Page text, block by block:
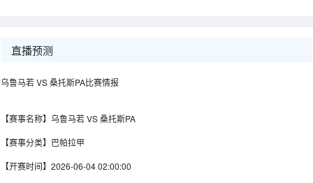
直播预测
乌鲁马若 VS 桑托斯PA比赛情报
【赛事名称】 乌鲁马若 VS 桑托斯PA
【赛事分类】 巴帕拉甲
【开赛时间】 2026-06-04 02:00:00